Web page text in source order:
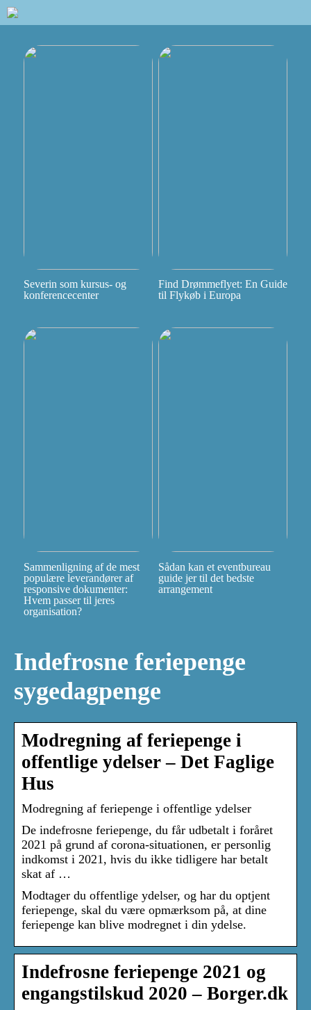
Severin som kursus- og
konferencecenter
Find Drømmeflyet: En Guide
til Flykøb i Europa
Sammenligning af de mest
populære leverandører af
responsive dokumenter:
Hvem passer til jeres
organisation?
Sådan kan et eventbureau
guide jer til det bedste
arrangement
Indefrosne feriepenge
sygedagpenge
Modregning af feriepenge i
offentlige ydelser – Det Faglige
Hus
Modregning af feriepenge i offentlige ydelser
De indefrosne feriepenge, du får udbetalt i foråret
2021 på grund af corona-situationen, er personlig
indkomst i 2021, hvis du ikke tidligere har betalt
skat af …
Modtager du offentlige ydelser, og har du optjent
feriepenge, skal du være opmærksom på, at dine
feriepenge kan blive modregnet i din ydelse.
Indefrosne feriepenge 2021 og
engangstilskud 2020 – Borger.dk